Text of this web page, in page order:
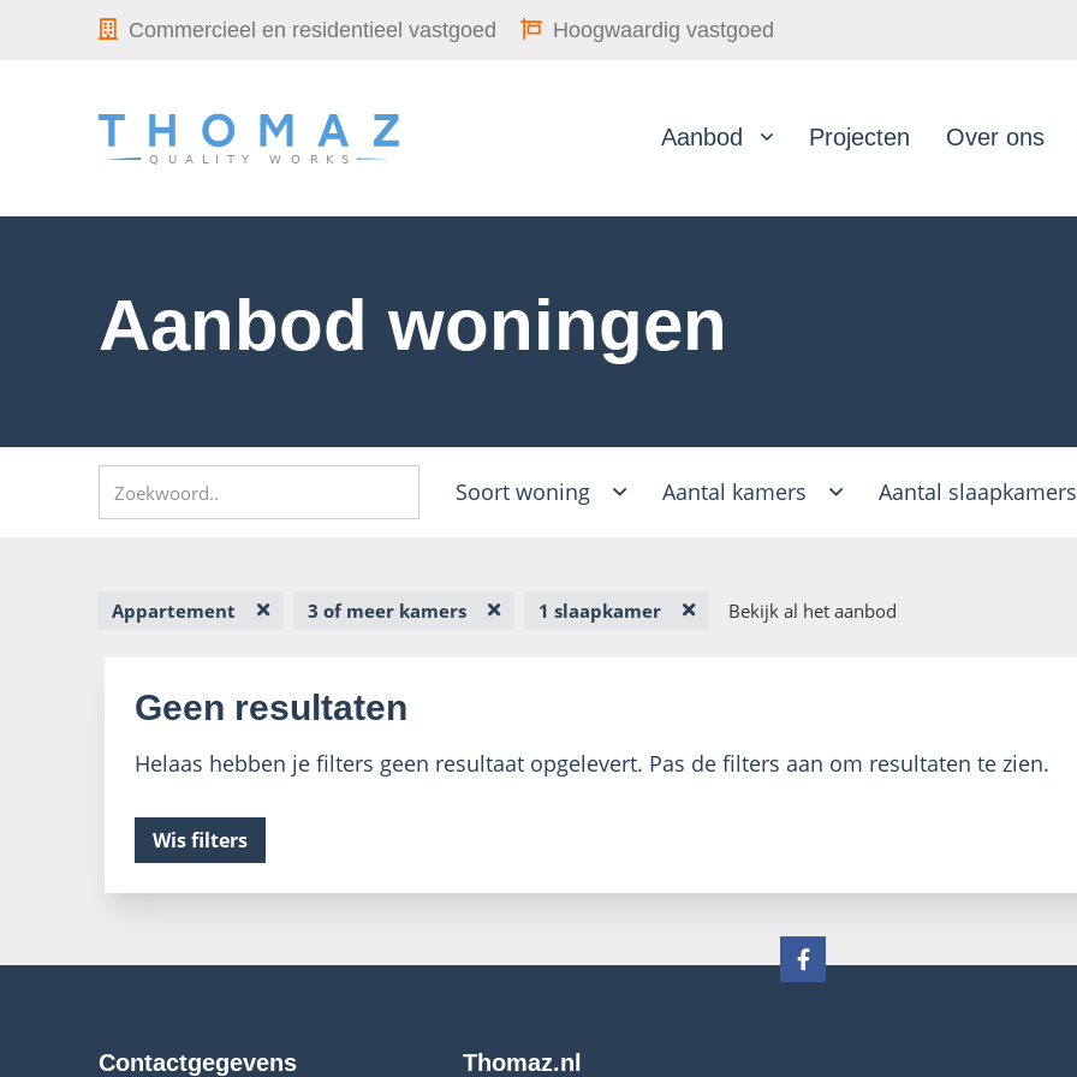
Aanbod woningen
Soort woning Aantal kamers Aantal slaapkamers
Appartement 3 of meer kamers 1 slaapkamer Bekijk al het aanbod
Geen resultaten
Helaas hebben je filters geen resultaat opgelevert. Pas de filters aan om resultaten te zien.
Wis filters
Commercieel en residentieel vastgoed Hoogwaardig vastgoed
Aanbod Projecten Over ons
Contactgegevens Thomaz.nl